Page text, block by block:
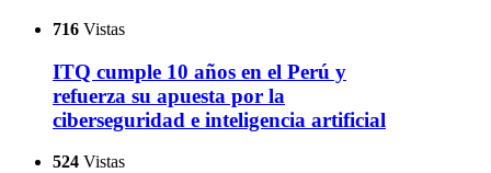
716 Vistas
ITQ cumple 10 años en el Perú y
refuerza su apuesta por la
ciberseguridad e inteligencia artificial
524 Vistas